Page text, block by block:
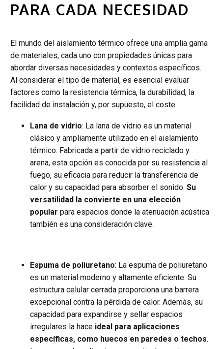
PARA CADA NECESIDAD
El mundo del aislamiento térmico ofrece una amplia gama
de materiales, cada uno con propiedades únicas para
abordar diversas necesidades y contextos específicos.
Al considerar el tipo de material, es esencial evaluar
factores como la resistencia térmica, la durabilidad, la
facilidad de instalación y, por supuesto, el coste.
Lana de vidrio: La lana de vidrio es un material
clásico y ampliamente utilizado en el aislamiento
térmico. Fabricada a partir de vidrio reciclado y
arena, esta opción es conocida por su resistencia al
fuego, su eficacia para reducir la transferencia de
calor y su capacidad para absorber el sonido. Su
versatilidad la convierte en una elección
popular para espacios donde la atenuación acústica
también es una consideración clave.
Espuma de poliuretano: La espuma de poliuretano
es un material moderno y altamente eficiente. Su
estructura celular cerrada proporciona una barrera
excepcional contra la pérdida de calor. Además, su
capacidad para expandirse y sellar espacios
irregulares la hace ideal para aplicaciones
específicas, como huecos en paredes o techos.